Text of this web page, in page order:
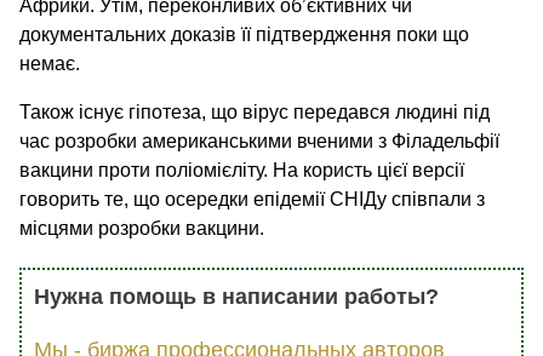
Африки. Утім, переконливих об’єктивних чи
документальних доказів її підтвердження поки що
немає.
Також існує гіпотеза, що вірус передався людині під
час розробки американськими вченими з Філадельфії
вакцини проти поліомієліту. На користь цієї версії
говорить те, що осередки епідемії СНІДу співпали з
місцями розробки вакцини.
Нужна помощь в написании работы?
Мы - биржа профессиональных авторов